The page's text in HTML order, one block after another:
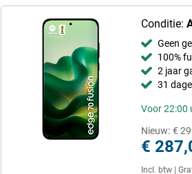
Conditie:
Geen
100%
2 jaar
31
Voor 22:00
Nieuw: €
€
Incl. btw|